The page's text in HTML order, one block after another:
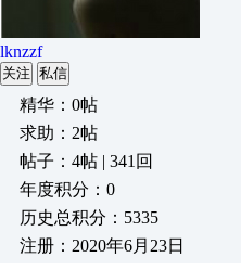
lknzzf
关注 私信
精华：0帖
求助：2帖
帖子：4帖 | 341回
年度积分：0
历史总积分：5335
注册：2020年6月23日